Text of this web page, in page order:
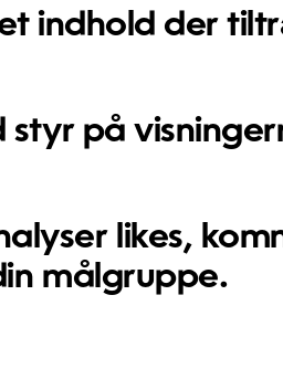
indhold der
styr på
likes,
målgruppe.